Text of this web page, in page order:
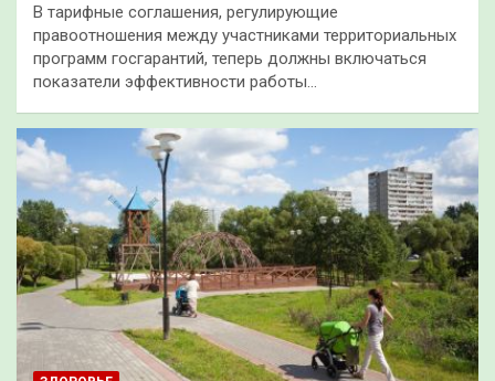
В тарифные соглашения, регулирующие
правоотношения между участниками территориальных
программ госгарантий, теперь должны включаться
показатели эффективности работы…